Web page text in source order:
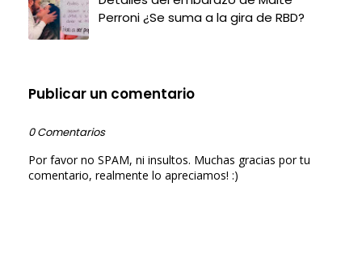
Perroni ¿Se suma a la gira de RBD?
Publicar un comentario
0 Comentarios
Por favor no SPAM, ni insultos. Muchas gracias por tu
comentario, realmente lo apreciamos! :)